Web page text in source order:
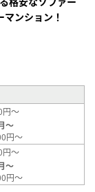
ンション！
円～
～
円～
円～
～
円～